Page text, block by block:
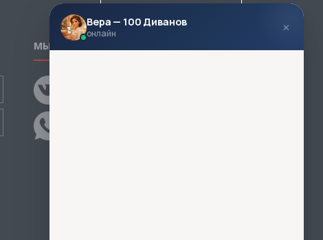
МЫ В СОЦСЕТЯХ
Вера — 100 Диванов
онлайн ×